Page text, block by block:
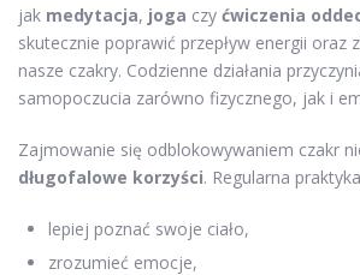
jak medytacja, joga czy ćwiczenia
skutecznie poprawić przepływ energii oraz
nasze czakry. Codzienne działania
samopoczucia zarówno fizycznego, jak i
Zajmowanie się odblokowywaniem czakr
długofalowe korzyści. Regularna
lepiej poznać swoje ciało,
zrozumieć emocje,